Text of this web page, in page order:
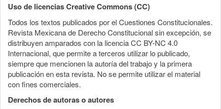
Uso de licencias Creative Commons (CC)
Todos los textos publicados por el Cuestiones Constitucionales.
Revista Mexicana de Derecho Constitucional sin excepción, se
distribuyen amparados con la licencia CC BY-NC 4.0
Internacional, que permite a terceros utilizar lo publicado,
siempre que mencionen la autoría del trabajo y la primera
publicación en esta revista. No se permite utilizar el material
con fines comerciales.
Derechos de autoras o autores